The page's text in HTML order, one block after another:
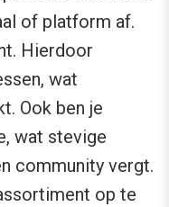
of platform af.
Hierdoor
wat
Ook ben je
wat stevige
community vergt.
op te